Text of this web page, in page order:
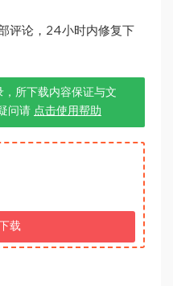
评论，24小时内修复下
，所下载内容保证与文
问请 点击使用帮助
载